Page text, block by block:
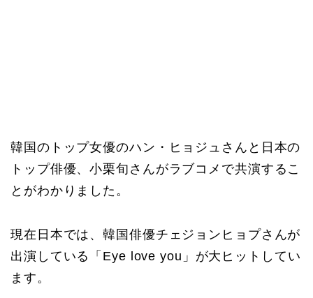
韓国のトップ女優のハン・ヒョジュさんと日本の
トップ俳優、小栗旬さんがラブコメで共演するこ
とがわかりました。
現在日本では、韓国俳優チェジョンヒョプさんが
出演している「Eye love you」が大ヒットしてい
ます。